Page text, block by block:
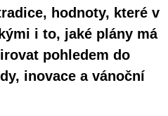
hodnoty, které v
i to, jaké plány má
pohledem do
inovace a vánoční